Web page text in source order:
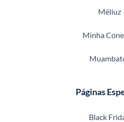
Méliuz
Minha
Páginas
Black